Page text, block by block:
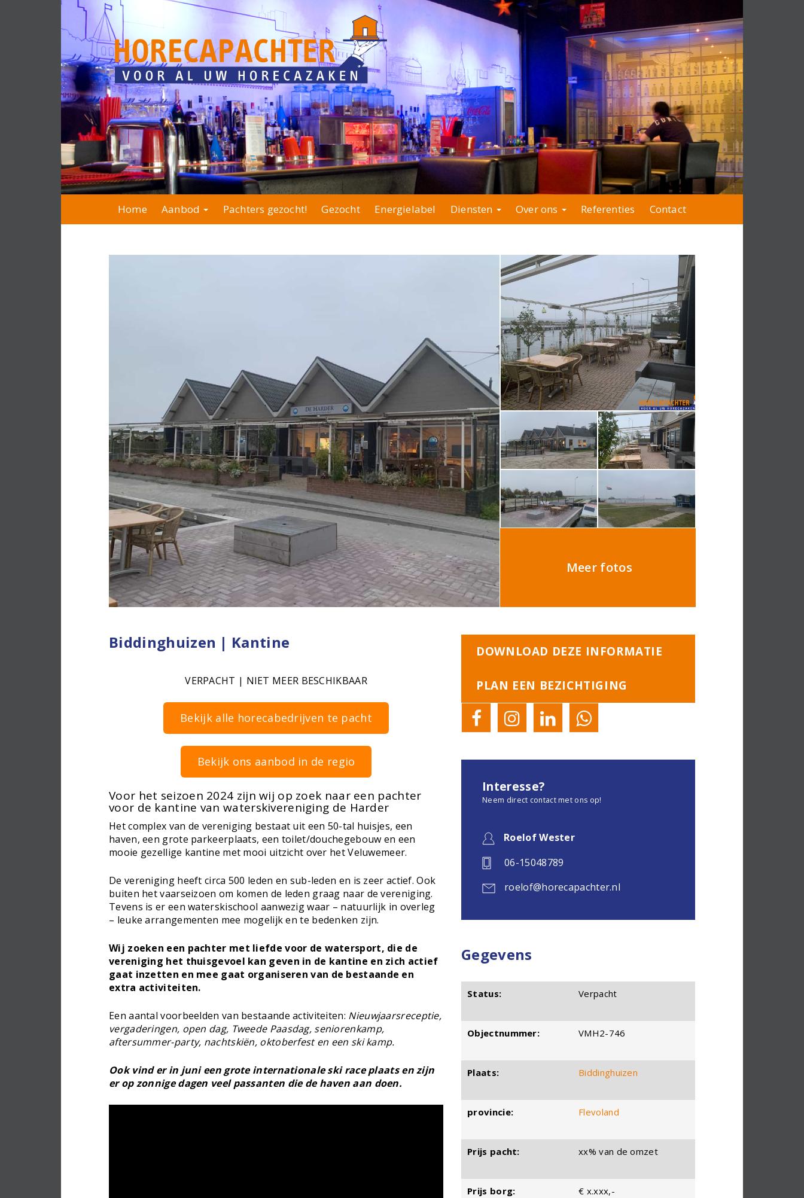
Home Aanbod Pachters gezocht! Gezocht Energielabel Diensten Over ons Referenties Contact
Meer fotos
Biddinghuizen | Kantine
VERPACHT | NIET MEER BESCHIKBAAR
Bekijk alle horecabedrijven te pacht
Bekijk ons aanbod in de regio
Voor het seizoen 2024 zijn wij op zoek naar een pachter
voor de kantine van waterskivereniging de Harder
Het complex van de vereniging bestaat uit een 50-tal huisjes, een
haven, een grote parkeerplaats, een toilet/douchegebouw en een
mooie gezellige kantine met mooi uitzicht over het Veluwemeer.
De vereniging heeft circa 500 leden en sub-leden en is zeer actief. Ook
buiten het vaarseizoen om komen de leden graag naar de vereniging.
Tevens is er een waterskischool aanwezig waar – natuurlijk in overleg
– leuke arrangementen mee mogelijk en te bedenken zijn.
Wij zoeken een pachter met liefde voor de watersport, die de
vereniging het thuisgevoel kan geven in de kantine en zich actief
gaat inzetten en mee gaat organiseren van de bestaande en
extra activiteiten.
Een aantal voorbeelden van bestaande activiteiten: Nieuwjaarsreceptie,
vergaderingen, open dag, Tweede Paasdag, seniorenkamp,
aftersummer-party, nachtskiën, oktoberfest en een ski kamp.
Ook vind er in juni een grote internationale ski race plaats en zijn
er op zonnige dagen veel passanten die de haven aan doen.
DOWNLOAD DEZE INFORMATIE
PLAN EEN BEZICHTIGING
Interesse?
Neem direct contact met ons op!
Roelof Wester
06-15048789
roelof@horecapachter.nl
Gegevens
Status: Verpacht
Objectnummer: VMH2-746
Plaats: Biddinghuizen
provincie: Flevoland
Prijs pacht: xx% van de omzet
Prijs borg: € x.xxx,-